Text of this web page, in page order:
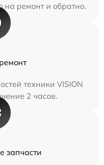
на ремонт и обратно.
техники VISION
2 часов.
запчасти